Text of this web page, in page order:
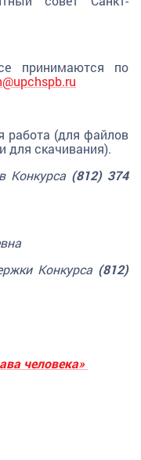
принимаются по
работа (для файлов
для скачивания).
Конкурса (812) 374
Конкурса (812)
человека»